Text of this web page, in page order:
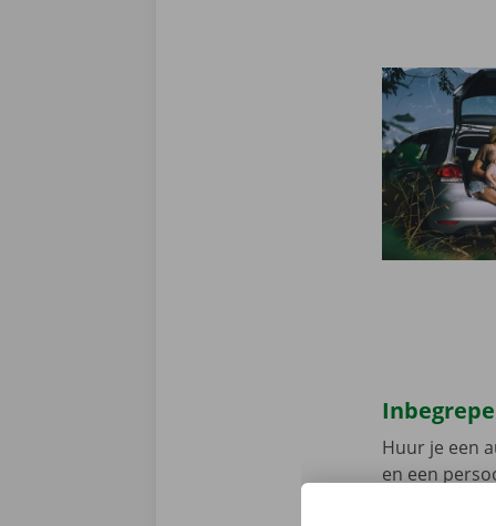
Huur je een
en een